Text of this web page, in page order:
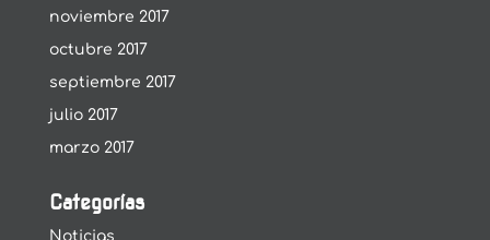
noviembre 2017
octubre 2017
septiembre 2017
julio 2017
marzo 2017
Categorías
Noticias